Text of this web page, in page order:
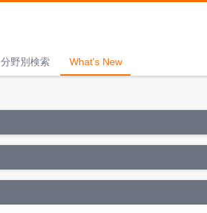
分野別検索 What's New